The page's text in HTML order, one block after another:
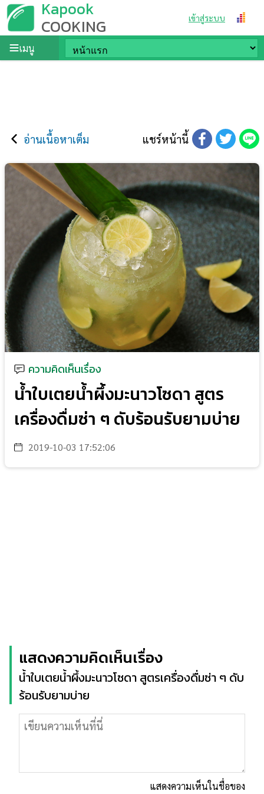
Kapook
COOKING เข้าสู่ระบบ
เมนู
อ่านเนื้อหาเต็ม แชร์หน้านี้
ความคิดเห็นเรื่อง
น้ำใบเตยน้ำผึ้งมะนาวโซดา สูตร
เครื่องดื่มซ่า ๆ ดับร้อนรับยามบ่าย
2019-10-03 17:52:06
แสดงความคิดเห็นเรื่อง
น้ำใบเตยน้ำผึ้งมะนาวโซดา สูตรเครื่องดื่มซ่า ๆ ดับ
ร้อนรับยามบ่าย
แสดงความเห็นในชื่อของ